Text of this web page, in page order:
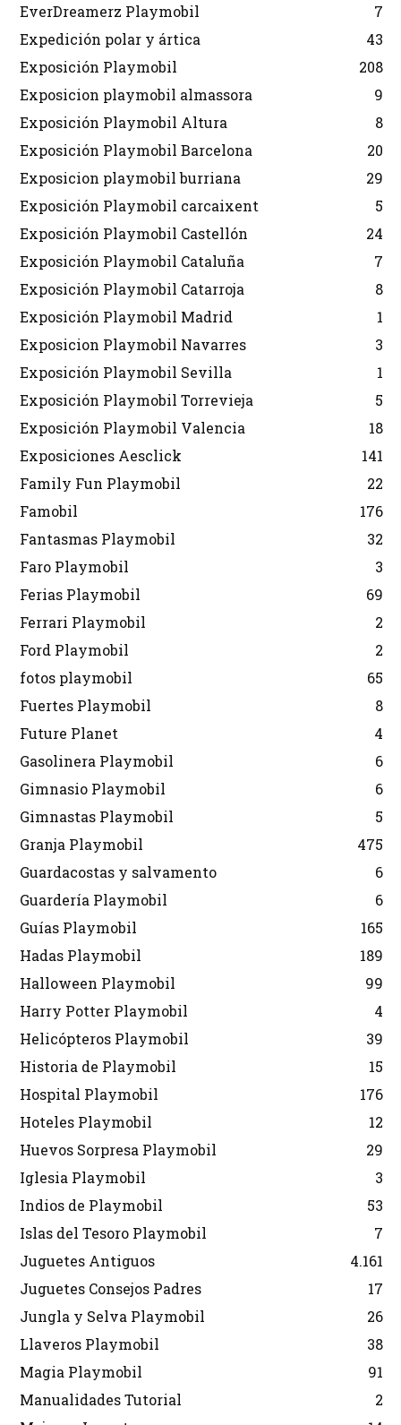
EverDreamerz Playmobil
7
Expedición polar y ártica
43
Exposición Playmobil
208
Exposicion playmobil almassora
9
Exposición Playmobil Altura
8
Exposición Playmobil Barcelona
20
Exposicion playmobil burriana
29
Exposición Playmobil carcaixent
5
Exposición Playmobil Castellón
24
Exposición Playmobil Cataluña
7
Exposición Playmobil Catarroja
8
Exposición Playmobil Madrid
1
Exposicion Playmobil Navarres
3
Exposición Playmobil Sevilla
1
Exposición Playmobil Torrevieja
5
Exposición Playmobil Valencia
18
Exposiciones Aesclick
141
Family Fun Playmobil
22
Famobil
176
Fantasmas Playmobil
32
Faro Playmobil
3
Ferias Playmobil
69
Ferrari Playmobil
2
Ford Playmobil
2
fotos playmobil
65
Fuertes Playmobil
8
Future Planet
4
Gasolinera Playmobil
6
Gimnasio Playmobil
6
Gimnastas Playmobil
5
Granja Playmobil
475
Guardacostas y salvamento
6
Guardería Playmobil
6
Guías Playmobil
165
Hadas Playmobil
189
Halloween Playmobil
99
Harry Potter Playmobil
4
Helicópteros Playmobil
39
Historia de Playmobil
15
Hospital Playmobil
176
Hoteles Playmobil
12
Huevos Sorpresa Playmobil
29
Iglesia Playmobil
3
Indios de Playmobil
53
Islas del Tesoro Playmobil
7
Juguetes Antiguos
4.161
Juguetes Consejos Padres
17
Jungla y Selva Playmobil
26
Llaveros Playmobil
38
Magia Playmobil
91
Manualidades Tutorial
2